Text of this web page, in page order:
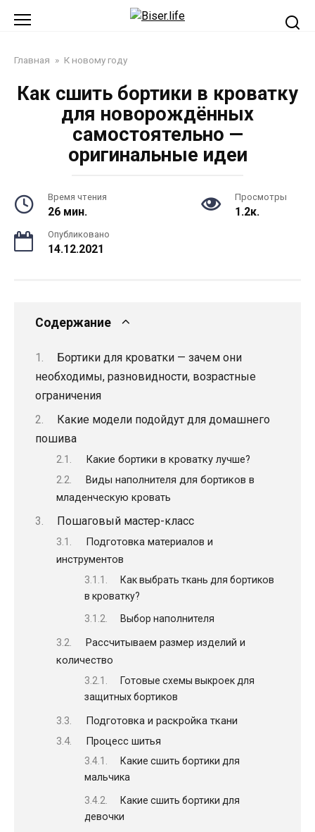
Главная » К новому году
Как сшить бортики в кроватку
для новорождённых
самостоятельно —
оригинальные идеи
Время чтения
26 мин.
Просмотры
1.2к.
Опубликовано
14.12.2021
Содержание
Бортики для кроватки — зачем они
необходимы, разновидности, возрастные
ограничения
Какие модели подойдут для домашнего
пошива
Какие бортики в кроватку лучше?
Виды наполнителя для бортиков в
младенческую кровать
Пошаговый мастер-класс
Подготовка материалов и
инструментов
Как выбрать ткань для бортиков
в кроватку?
Выбор наполнителя
Рассчитываем размер изделий и
количество
Готовые схемы выкроек для
защитных бортиков
Подготовка и раскройка ткани
Процесс шитья
Какие сшить бортики для
мальчика
Какие сшить бортики для
девочки